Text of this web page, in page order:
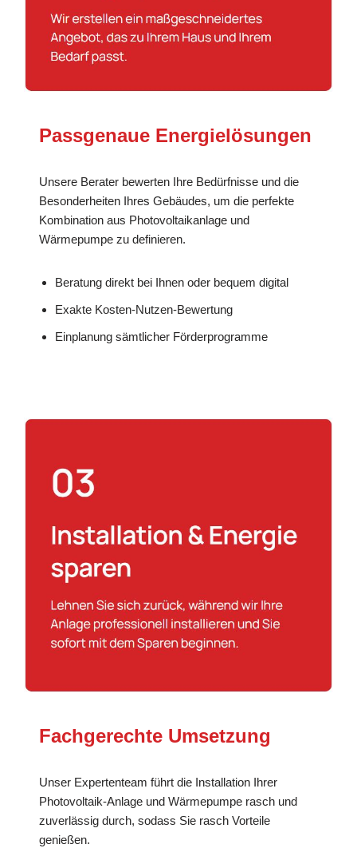
Passgenaue Energielösungen
Unsere Berater bewerten Ihre Bedürfnisse und die
Besonderheiten Ihres Gebäudes, um die perfekte
Kombination aus Photovoltaikanlage und
Wärmepumpe zu definieren.
Beratung direkt bei Ihnen oder bequem digital
Exakte Kosten-Nutzen-Bewertung
Einplanung sämtlicher Förderprogramme
Fachgerechte Umsetzung
Unser Expertenteam führt die Installation Ihrer
Photovoltaik-Anlage und Wärmepumpe rasch und
zuverlässig durch, sodass Sie rasch Vorteile
genießen.